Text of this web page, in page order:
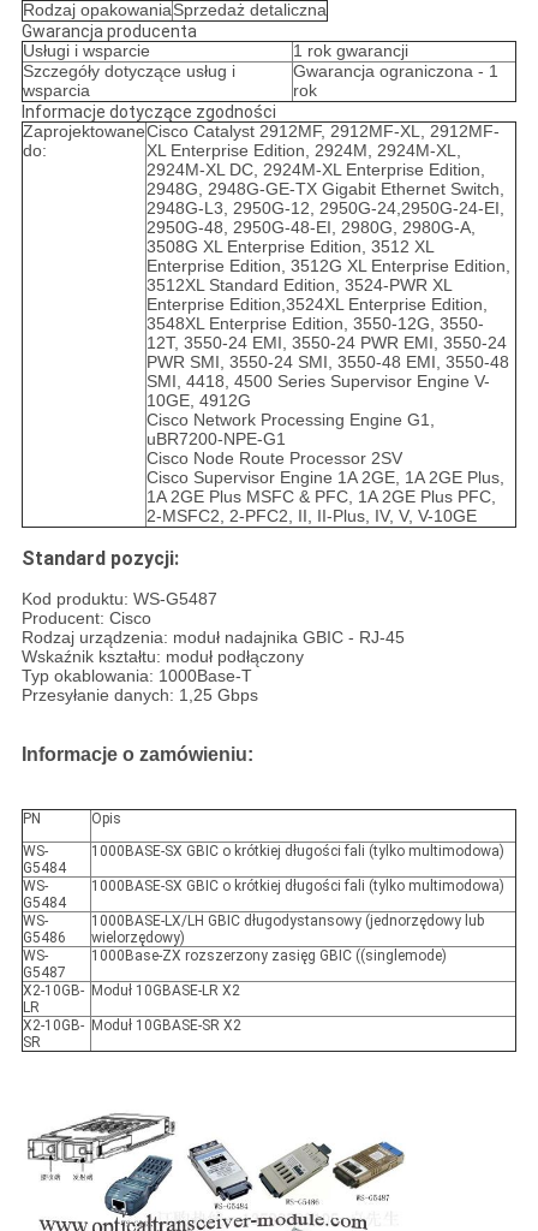
Rodzaj opakowaniaSprzedaż detaliczna
Gwarancja producenta
Usługi i wsparcie
1 rok gwarancji
Szczegóły dotyczące usług i
wsparcia
Gwarancja ograniczona - 1
rok
Informacje dotyczące zgodności
Zaprojektowane
do:
Cisco Catalyst 2912MF, 2912MF-XL, 2912MF-
XL Enterprise Edition, 2924M, 2924M-XL,
2924M-XL DC, 2924M-XL Enterprise Edition,
2948G, 2948G-GE-TX Gigabit Ethernet Switch,
2948G-L3, 2950G-12, 2950G-24,2950G-24-EI,
2950G-48, 2950G-48-EI, 2980G, 2980G-A,
3508G XL Enterprise Edition, 3512 XL
Enterprise Edition, 3512G XL Enterprise Edition,
3512XL Standard Edition, 3524-PWR XL
Enterprise Edition,3524XL Enterprise Edition,
3548XL Enterprise Edition, 3550-12G, 3550-
12T, 3550-24 EMI, 3550-24 PWR EMI, 3550-24
PWR SMI, 3550-24 SMI, 3550-48 EMI, 3550-48
SMI, 4418, 4500 Series Supervisor Engine V-
10GE, 4912G
Cisco Network Processing Engine G1,
uBR7200-NPE-G1
Cisco Node Route Processor 2SV
Cisco Supervisor Engine 1A 2GE, 1A 2GE Plus,
1A 2GE Plus MSFC & PFC, 1A 2GE Plus PFC,
2-MSFC2, 2-PFC2, II, II-Plus, IV, V, V-10GE
Standard pozycji:
Kod produktu: WS-G5487
Producent: Cisco
Rodzaj urządzenia: moduł nadajnika GBIC - RJ-45
Wskaźnik kształtu: moduł podłączony
Typ okablowania: 1000Base-T
Przesyłanie danych: 1,25 Gbps
Informacje o zamówieniu:
PN
Opis
WS-
G5484
1000BASE-SX GBIC o krótkiej długości fali (tylko multimodowa)
WS-
G5484
1000BASE-SX GBIC o krótkiej długości fali (tylko multimodowa)
WS-
G5486
1000BASE-LX/LH GBIC długodystansowy (jednorzędowy lub
wielorzędowy)
WS-
G5487
1000Base-ZX rozszerzony zasięg GBIC ((singlemode)
X2-10GB-
LR
Moduł 10GBASE-LR X2
X2-10GB-
SR
Moduł 10GBASE-SR X2